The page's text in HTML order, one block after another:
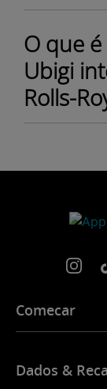
O que
Ubigi
Rolls-
Comecar
Dados &